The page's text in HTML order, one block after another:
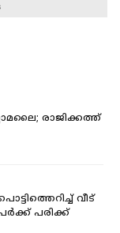
രാജിക്കത്ത്
വീട്
പരിക്ക്